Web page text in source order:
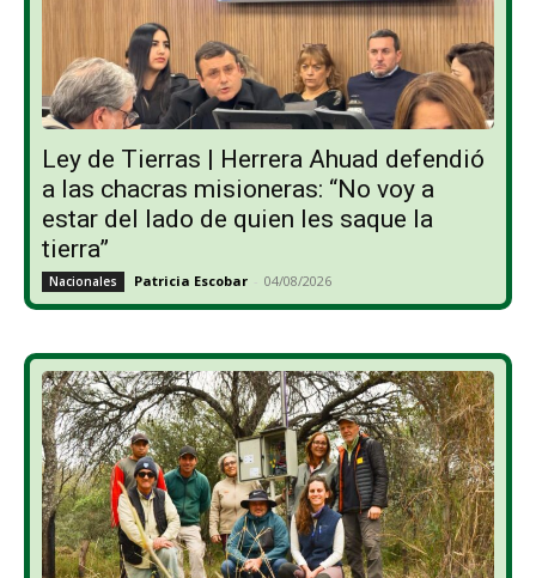
Ley de Tierras | Herrera Ahuad defendió
a las chacras misioneras: “No voy a
estar del lado de quien les saque la
tierra”
Nacionales Patricia Escobar - 04/08/2026